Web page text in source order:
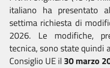
italiano ha presentato
settima richiesta di
2026. Le modifiche,
tecnica, sono state quindi
Consiglio UE il 30 marzo